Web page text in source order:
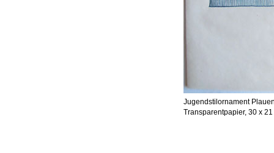
Jugendstilornament
Transparentpapier, 30 x 21